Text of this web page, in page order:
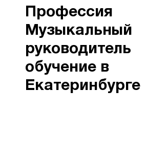
Профессия
Музыкальный
руководитель
обучение в
Екатеринбурге